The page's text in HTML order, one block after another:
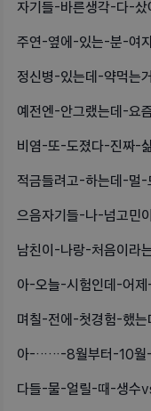
자기들-바른생각-다-
주연-옆에-있는-분-여
정신병-있는데-약먹는
예전엔-안그랬는데-
비염-또-도졌다-진짜-
적금들려고-하는데-
으음자기들-나-넘고
남친이-나랑-처음이라
아-오늘-시험인데-어
며칠-전에-첫경험-했
아-……-8월부터-10월
다들-물-얼릴-때-생수